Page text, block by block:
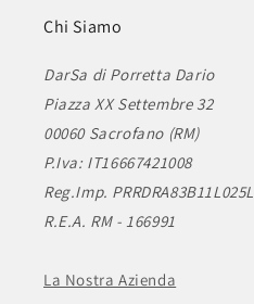
Chi Siamo
DarSa di Porretta Dario
Piazza XX Settembre 32
00060 Sacrofano (RM)
P.Iva: IT16667421008
Reg.Imp. PRRDRA83B11L025L
R.E.A. RM - 166991
La Nostra Azienda